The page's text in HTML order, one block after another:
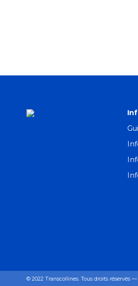
© 2022 Transcollines. Tous droits réservés